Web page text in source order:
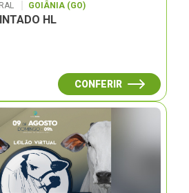
GOIÂNIA (GO)
HL
CONFERIR